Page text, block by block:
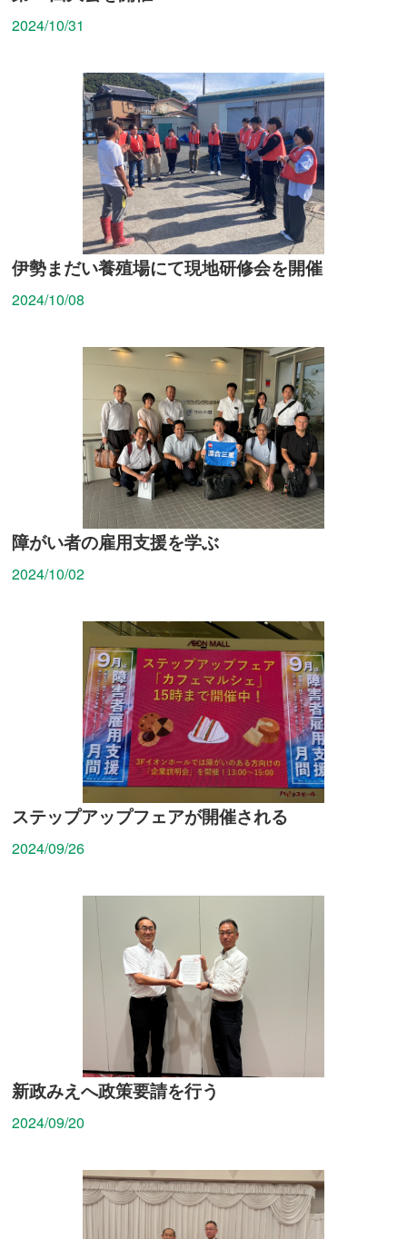
2024/10/31
伊勢まだい養殖場にて現地研修会を開催
2024/10/08
障がい者の雇用支援を学ぶ
2024/10/02
ステップアップフェアが開催される
2024/09/26
新政みえへ政策要請を行う
2024/09/20